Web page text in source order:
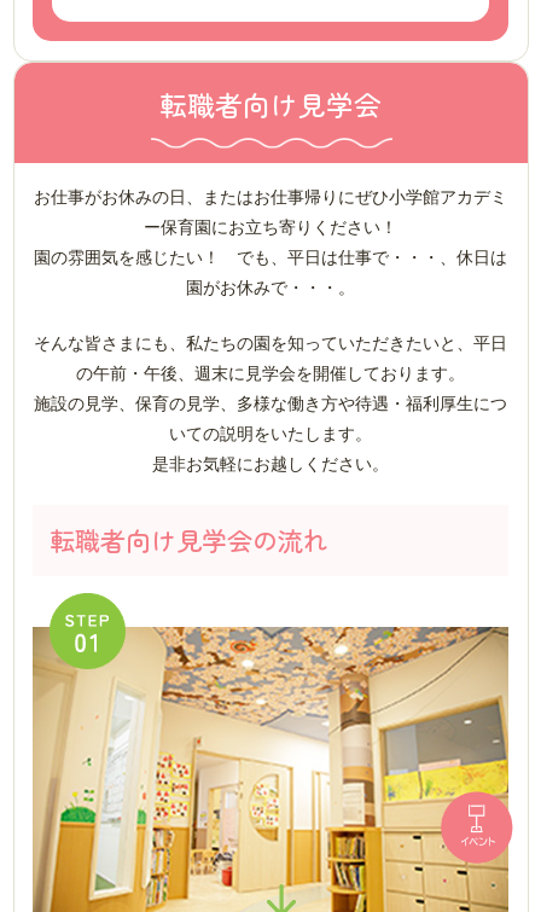
転職者向け見学会
お仕事がお休みの日、またはお仕事帰りにぜひ小学館アカデミ
ー保育園にお立ち寄りください！
園の雰囲気を感じたい！ でも、平日は仕事で・・・、休日は
園がお休みで・・・。
そんな皆さまにも、私たちの園を知っていただきたいと、平日
の午前・午後、週末に見学会を開催しております。
施設の見学、保育の見学、多様な働き方や待遇・福利厚生につ
いての説明をいたします。
是非お気軽にお越しください。
転職者向け見学会の流れ